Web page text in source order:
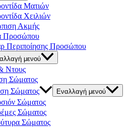
Ματιών
Χειλιών
Ακμής
Προσώπου
Περιποίησης Προσώπου
μενού
Ντους
Σώματος
Σώματος
Εναλλαγή μενού
Σώματος
Σώματος
Σώματος